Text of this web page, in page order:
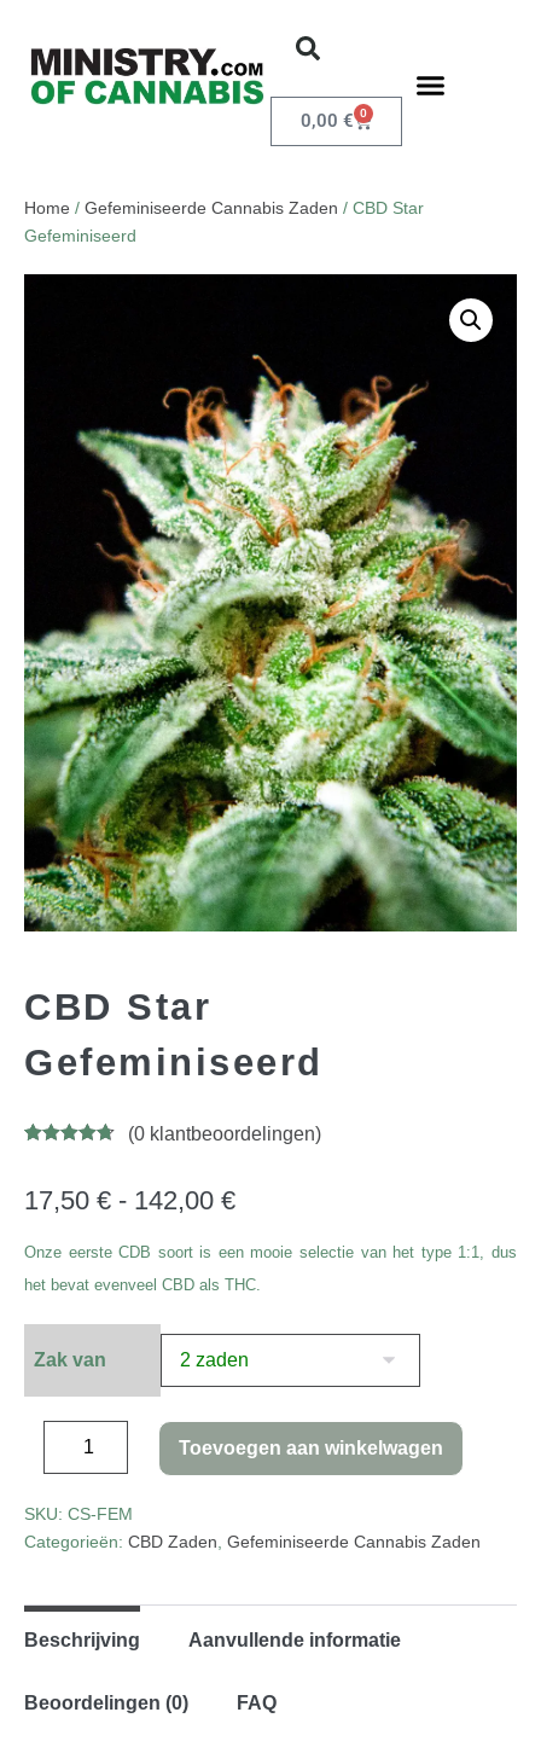
0,00 € 0
Home / Gefeminiseerde Cannabis Zaden / CBD Star
Gefeminiseerd
CBD Star
Gefeminiseerd
gebaseerd
opklant
n
(0klantbeoordelingen)
17,50 € - 142,00 €
Onze eerste CDB soort is een mooie selectie van het type 1:1, dus
het bevat evenveel CBD als THC.
Zak van
Toevoegen aan winkelwagen
SKU: CS-FEM
Categorieën: CBD Zaden Gefeminiseerde Cannabis Zaden
Beschrijving Aanvullende informatie
Beoordelingen (0) FAQ